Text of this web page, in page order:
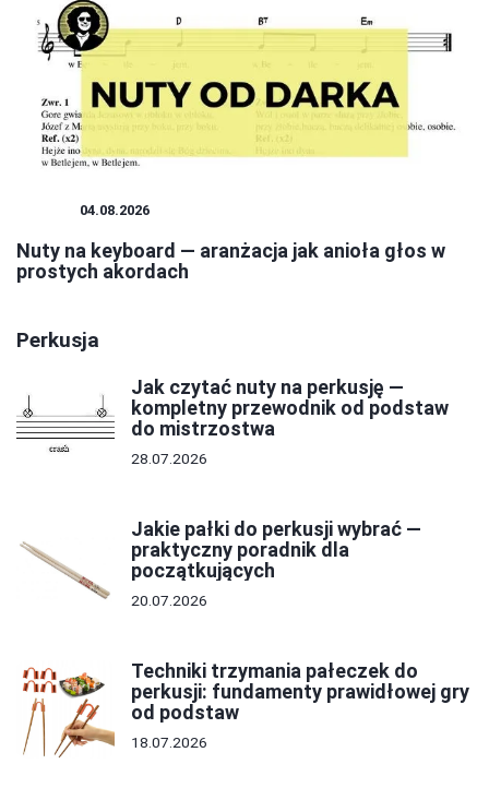
04.08.2026
Nuty na keyboard — aranżacja jak anioła głos w
prostych akordach
Perkusja
Jak czytać nuty na perkusję —
kompletny przewodnik od podstaw
do mistrzostwa
28.07.2026
Jakie pałki do perkusji wybrać —
praktyczny poradnik dla
początkujących
20.07.2026
Techniki trzymania pałeczek do
perkusji: fundamenty prawidłowej gry
od podstaw
18.07.2026